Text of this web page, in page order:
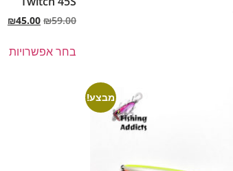
₪59.00
₪45.00
בחר אפשרויות
מבצע!